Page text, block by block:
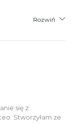
Rozwiń
się z
Stworzyłam ze